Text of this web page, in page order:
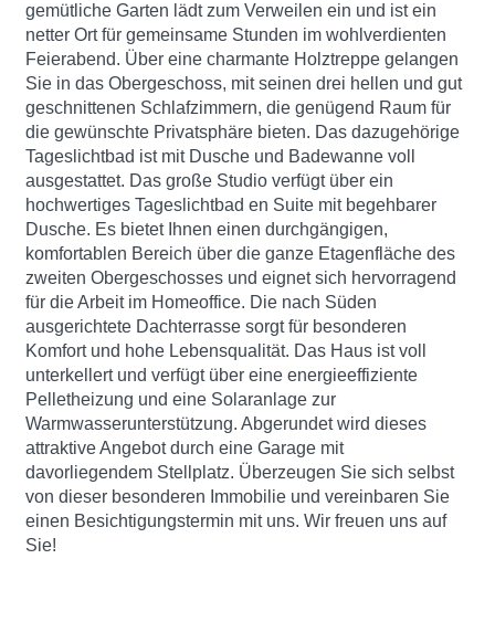
gemütliche Garten lädt zum Verweilen ein und ist ein
netter Ort für gemeinsame Stunden im wohlverdienten
Feierabend. Über eine charmante Holztreppe gelangen
Sie in das Obergeschoss, mit seinen drei hellen und gut
geschnittenen Schlafzimmern, die genügend Raum für
die gewünschte Privatsphäre bieten. Das dazugehörige
Tageslichtbad ist mit Dusche und Badewanne voll
ausgestattet. Das große Studio verfügt über ein
hochwertiges Tageslichtbad en Suite mit begehbarer
Dusche. Es bietet Ihnen einen durchgängigen,
komfortablen Bereich über die ganze Etagenfläche des
zweiten Obergeschosses und eignet sich hervorragend
für die Arbeit im Homeoffice. Die nach Süden
ausgerichtete Dachterrasse sorgt für besonderen
Komfort und hohe Lebensqualität. Das Haus ist voll
unterkellert und verfügt über eine energieeffiziente
Pelletheizung und eine Solaranlage zur
Warmwasserunterstützung. Abgerundet wird dieses
attraktive Angebot durch eine Garage mit
davorliegendem Stellplatz. Überzeugen Sie sich selbst
von dieser besonderen Immobilie und vereinbaren Sie
einen Besichtigungstermin mit uns. Wir freuen uns auf
Sie!